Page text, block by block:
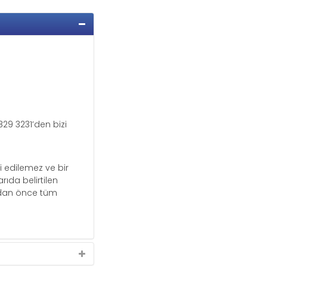
3231’den bizi
edilemez ve bir
belirtilen
önce tüm